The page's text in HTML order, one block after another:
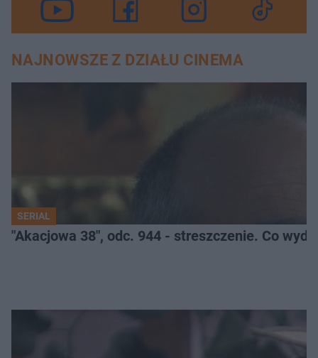
NAJNOWSZE Z DZIAŁU CINEMA
SERIAL
"Akacjowa 38", odc. 944 - streszczenie. Co